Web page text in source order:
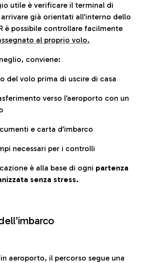
utile è verificare il terminal di
già orientati all’interno dello
è possibile controllare facilmente
al proprio volo.
conviene:
del volo prima di uscire di casa
verso l’aeroporto con un
e carta d’imbarco
necessari per i controlli
è alla base di ogni partenza
senza stress.
aeroporto, il percorso segue una